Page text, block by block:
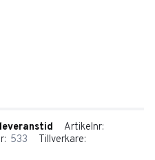
Artikelnr
533
Tillverkare